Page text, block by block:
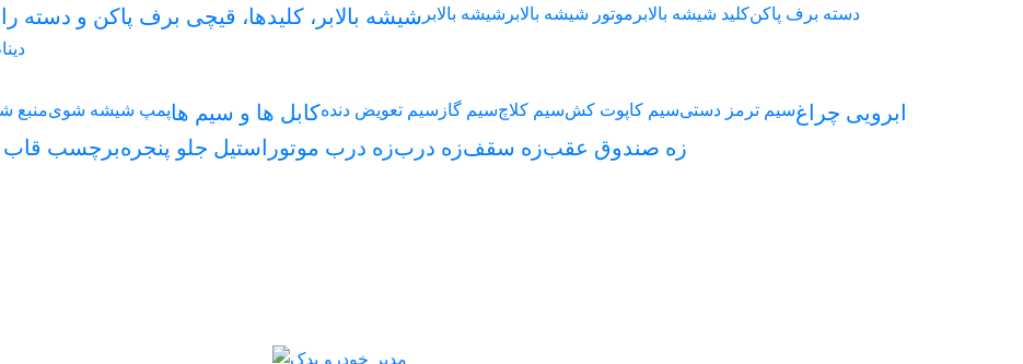
شیشه بالابر، کلیدها، قیچی برف پاکن و دسته شیشه بالابر موتور شیشه بالابر کلید شیشه بالابردسته برف پاکن
منبعپمپ شیشه شویکابل ها و سیم هاسیم تعویض دنده سیم گازسیم کلاچسیم کاپوت کشسیم ترمز دستیابرویی چراغ
برچسب قاباستیل جلو پنجره زه درب موتورزه دربزه سقفزه صندوق عقب